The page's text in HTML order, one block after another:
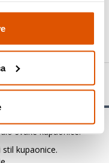
svake kupaonice.
kupaonice.